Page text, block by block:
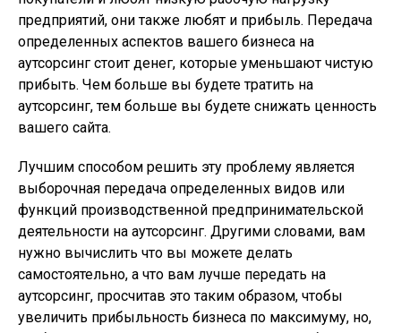
предприятий, они также любят и прибыль. Передача
определенных аспектов вашего бизнеса на
аутсорсинг стоит денег, которые уменьшают чистую
прибыть. Чем больше вы будете тратить на
аутсорсинг, тем больше вы будете снижать ценность
вашего сайта.
Лучшим способом решить эту проблему является
выборочная передача определенных видов или
функций производственной предпринимательской
деятельности на аутсорсинг. Другими словами, вам
нужно вычислить что вы можете делать
самостоятельно, а что вам лучше передать на
аутсорсинг, просчитав это таким образом, чтобы
увеличить прибыльность бизнеса по максимуму, но,